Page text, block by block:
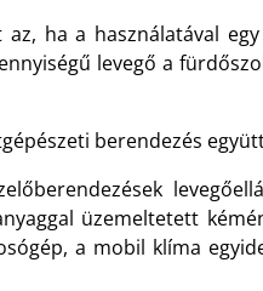
ha a használatával
levegő a
berendezés
üzemeltetett
a mobil klíma